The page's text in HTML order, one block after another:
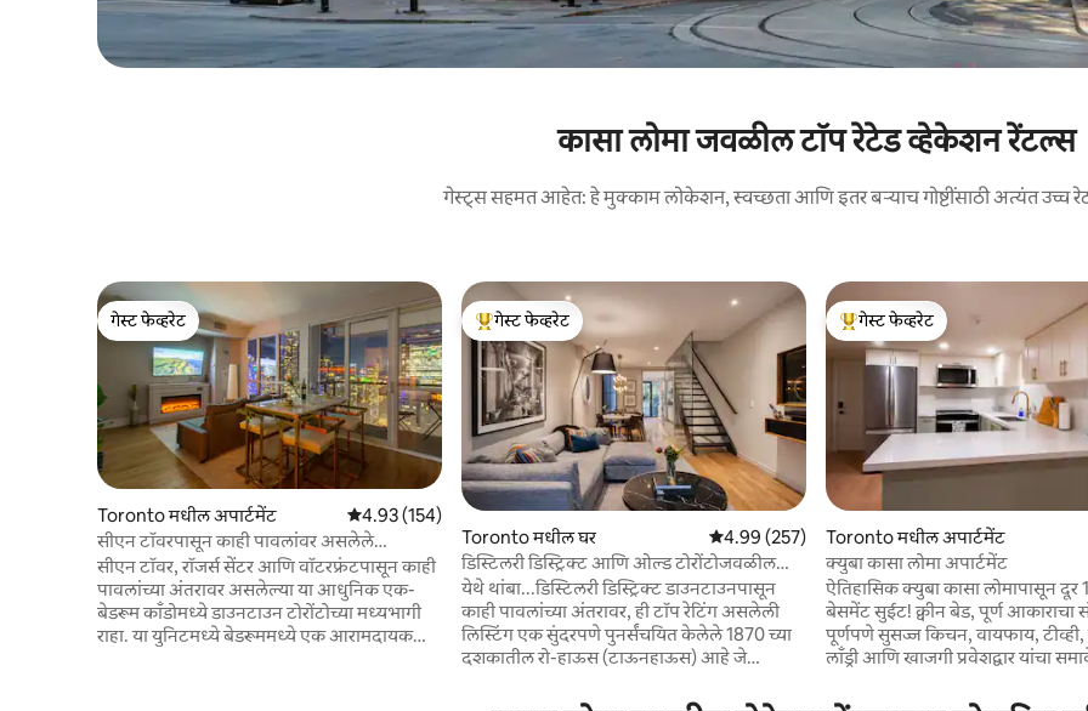
कासा लोमा जवळील टॉप रेटेड व्हेकेशन रेंटल्स
गेस्ट्स सहमत आहेत: हे मुक्काम लोकेशन, स्वच्छता आणि इतर बऱ्याच गोष्टींसाठी अत्यंत
गेस्ट फेव्हरेट
गेस्ट फेव्हरेट
Toronto मधील अपार्टमेंट 5 पैकी 4.93 सरासरी रेटिंग, 154 रिव्ह्यूज
4.93 (154)
सीएन टॉवरपासून काही पावलांवर असलेले
स्कायलाइन व्ह्यू असलेले आकर्षक काँडो
सीएन टॉवर, रॉजर्स सेंटर आणि वॉटरफ्रंटपासून काही
पावलांच्या अंतरावर असलेल्या या आधुनिक एक-
बेडरूम काँडोमध्ये डाउनटाउन टोरोंटोच्या मध्यभागी
राहा. या युनिटमध्ये बेडरूममध्ये एक आरामदायक
टॉप गेस्ट फेव्हरेट
गेस्ट फेव्हरेट
Toronto मधील घर 5 पैकी 4.99 सरासरी रेटिंग, 257 रिव्ह्यूज
4.99 (257)
डिस्टिलरी डिस्ट्रिक्ट आणि ओल्ड टोरोंटोजवळील
स्टायलिश 1870 चे घर
येथे थांबा...डिस्टिलरी डिस्ट्रिक्ट डाउनटाउनपासून
काही पावलांच्या अंतरावर, ही टॉप रेटिंग असलेली
लिस्टिंग एक सुंदरपणे पुनर्संचयित केलेले 1870 च्या
दशकातील रो-हाऊस (टाऊनहाऊस) आहे जे
टॉप गेस्ट फेव्हरेट
गेस्ट फेव्हरेट
Toronto मधील अपार्टमेंट
क्युबा कासा लोमा अपार्टमेंट
ऐतिहासिक क्युबा कासा लोमापासून दूर
बेसमेंट सुईट! क्वीन बेड, पूर्ण आकाराचा
पूर्णपणे सुसज्ज किचन, वायफाय,
लाँड्री आणि खाजगी प्रवेशद्वार यांचा
ऐतिहासिक आसपासच्या परिसरातील